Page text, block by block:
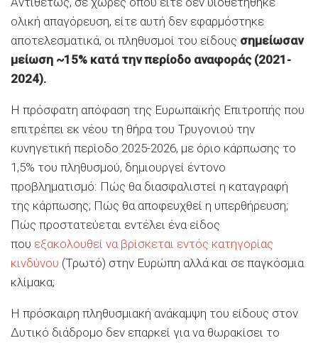
ολική απαγόρευση, είτε αυτή δεν εφαρμόστηκε
αποτελεσματικά, οι πληθυσμοί του είδους σημείωσαν
μείωση ~15% κατά την περίοδο αναφοράς (2021-
2024).
Η πρόσφατη απόφαση της Ευρωπαϊκής Επιτροπής που
επιτρέπει εκ νέου τη θήρα του Τρυγονιού την
κυνηγετική περίοδο 2025-2026, με όριο κάρπωσης το
1,5% του πληθυσμού, δημιουργεί έντονο
προβληματισμό: Πώς θα διασφαλιστεί η καταγραφή
της κάρπωσης; Πώς θα αποφευχθεί η υπερθήρευση;
Πώς προστατεύεται εντέλει ένα είδος
που εξακολουθεί να βρίσκεται εντός κατηγορίας
κινδύνου (Τρωτό) στην Ευρώπη αλλά και σε παγκόσμια
κλίμακα;
Η πρόσκαιρη πληθυσμιακή ανάκαμψη του είδους στον
Δυτικό διάδρομο δεν επαρκεί για να θωρακίσει το